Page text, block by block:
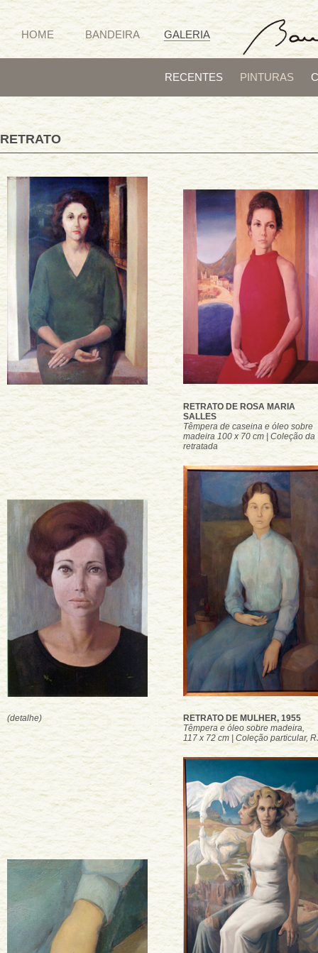
HOME BANDEIRA GALERIA
RECENTES PINTURAS
RETRATO
RETRATO DE ROSA MARIA
SALLES
Têmpera de caseina e óleo sobre
madeira 100 x 70 cm | Coleção da
retratada
(detalhe)
RETRATO DE MULHER, 1955
Têmpera e óleo sobre madeira,
117 x 72 cm | Coleção particular,